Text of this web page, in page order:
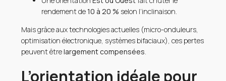
rendement de10 à 20 % selon l’inclinaison.
Mais grâce aux technologies actuelles (micro-onduleurs,
optimisation électronique, systèmes bifaciaux), ces pertes
peuvent êtrelargement compensées
L’orientation idéale pour